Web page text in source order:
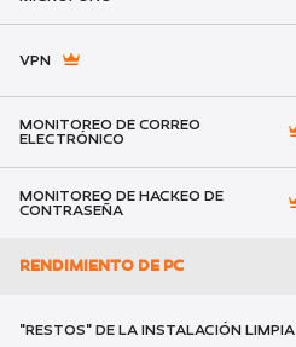
VPN
MONITOREO DE CORREO
ELECTRÓNICO
MONITOREO DE HACKEO DE
CONTRASEÑA
RENDIMIENTO DE PC
"RESTOS" DE LA INSTALACIÓN LIMPIA